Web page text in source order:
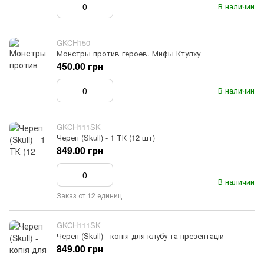
В наличии
GKCH150
Монстры против героев. Мифы Ктулху
В наличии
450.00 грн
GKCH111SK
Череп (Skull) - 1 ТК (12 шт)
В наличии
849.00 грн
Заказ от 12 единиц
GKCH111SK
Череп (Skull) - копія для клубу та презентацій
849.00 грн